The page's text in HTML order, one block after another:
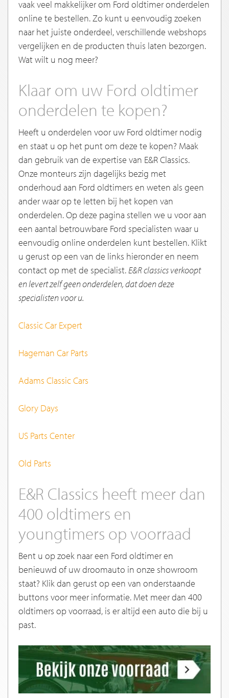
vaak veel makkelijker om Ford oldtimer onderdelen
online te bestellen. Zo kunt u eenvoudig zoeken
naar het juiste onderdeel, verschillende webshops
vergelijken en de producten thuis laten bezorgen.
Wat wilt u nog meer?
Klaar om uw Ford oldtimer
onderdelen te kopen?
Heeft u onderdelen voor uw Ford oldtimer nodig
en staat u op het punt om deze te kopen? Maak
dan gebruik van de expertise van E&R Classics.
Onze monteurs zijn dagelijks bezig met
onderhoud aan Ford oldtimers en weten als geen
ander waar op te letten bij het kopen van
onderdelen. Op deze pagina stellen we u voor aan
een aantal betrouwbare Ford specialisten waar u
eenvoudig online onderdelen kunt bestellen. Klikt
u gerust op een van de links hieronder en neem
contact op met de specialist.E&R classics verkoopt
en levert zelf geen onderdelen, dat doen deze
specialisten voor u.
Classic Car Expert
Hageman Car Parts
Adams Classic Cars
Glory Days
US Parts Center
Old Parts
E&R Classics heeft meer dan
400 oldtimers en
youngtimers op voorraad
Bent u op zoek naar een Ford oldtimer en
benieuwd of uw droomauto in onze showroom
staat? Klik dan gerust op een van onderstaande
buttons voor meer informatie. Met meer dan 400
oldtimers op voorraad, is er altijd een auto die bij u
past.